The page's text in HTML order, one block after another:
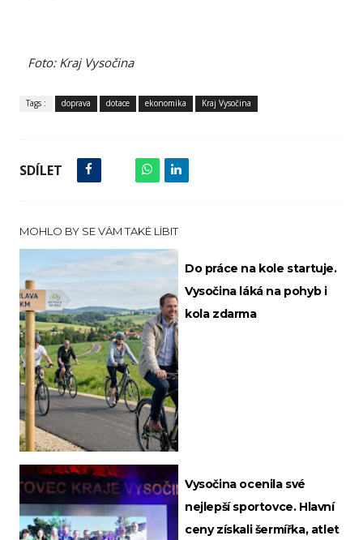
Foto: Kraj Vysočina
Tags : doprava dotace ekonomika Kraj Vysočina
SDÍLET
MOHLO BY SE VÁM TAKÉ LÍBIT
Do práce na kole startuje.
Vysočina láká na pohyb i
kola zdarma
Vysočina ocenila své
nejlepší sportovce. Hlavní
ceny získali šermířka, atlet